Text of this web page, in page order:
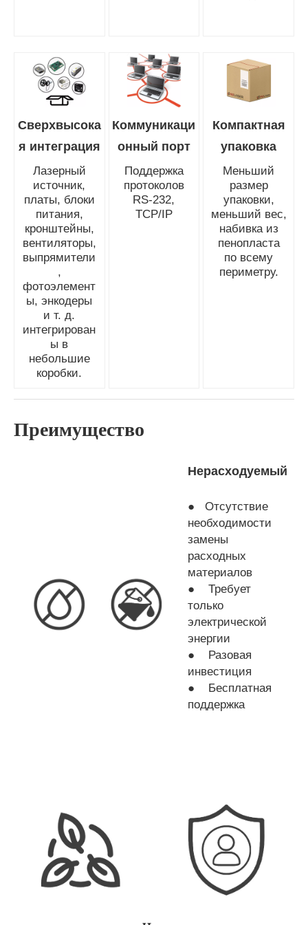
Сверхвысока
я интеграция
Лазерный
источник,
платы, блоки
питания,
кронштейны,
вентиляторы,
выпрямители
,
фотоэлемент
ы, энкодеры
и т. д.
интегрирован
ы в
небольшие
коробки.
Коммуникаци
онный порт
Поддержка
протоколов
RS-232,
TCP/IP
Компактная
упаковка
Меньший
размер
упаковки,
меньший вес,
набивка из
пенопласта
по всему
периметру.
Преимущество
Нерасходуемый
● Отсутствие
необходимости
замены
расходных
материалов
● Требует
только
электрической
энергии
● Разовая
инвестиция
● Бесплатная
поддержка